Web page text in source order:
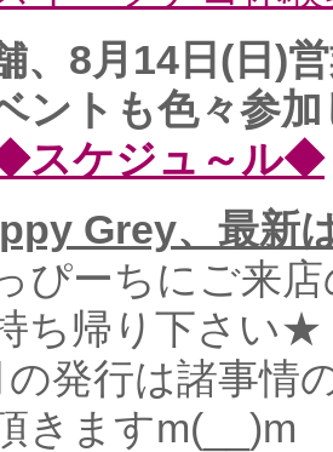
、8月14日(日)
ントも色々参
スケジュ～ル◆
Grey、最新
ぴーちにご来
ち帰り下さい★
の発行は諸事情
きますm(__)m